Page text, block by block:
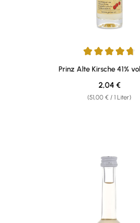
Durchschnittliche Bewertung von
Prinz Alte Kirsche 41%
(51,00 € / 1 Liter)
Regulärer
2,04 €